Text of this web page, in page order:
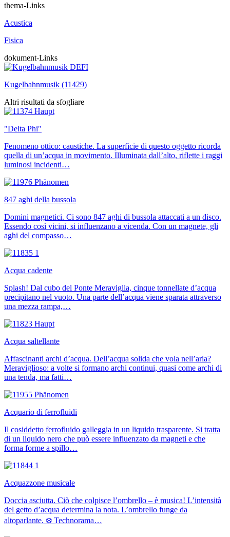
thema-Links
Acustica
Fisica
dokument-Links
Kugelbahnmusik (11429)
Altri risultati da sfogliare
"Delta Phi"
Fenomeno ottico: caustiche. La superficie di questo oggetto ricorda
quella di un’acqua in movimento. Illuminata dall’alto, riflette i raggi
luminosi incidenti…
847 aghi della bussola
Domini magnetici. Ci sono 847 aghi di bussola attaccati a un disco.
Essendo così vicini, si influenzano a vicenda. Con un magnete, gli
aghi del compasso…
Acqua cadente
Splash! Dal cubo del Ponte Meraviglia, cinque tonnellate d’acqua
precipitano nel vuoto. Una parte dell’acqua viene sparata attraverso
una mezza rampa,…
Acqua saltellante
Affascinanti archi d’acqua. Dell’acqua solida che vola nell’aria?
Meraviglioso: a volte si formano archi continui, quasi come archi di
una tenda, ma fatti…
Acquario di ferrofluidi
Il cosiddetto ferrofluido galleggia in un liquido trasparente. Si tratta
di un liquido nero che può essere influenzato da magneti e che
forma forme a spillo…
Acquazzone musicale
Doccia asciutta. Ciò che colpisce l’ombrello – è musica! L’intensità
del getto d’acqua determina la nota. L’ombrello funge da
altoparlante. ❄️ Technorama…